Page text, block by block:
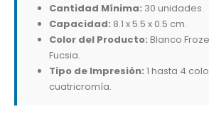
Cantidad Mínima: 30 unidades.
Capacidad: 8.1 x 5.5 x 0.5 cm.
Color del Producto: Blanco
Fucsia.
Tipo de Impresión: 1 hasta 4
cuatricromía.